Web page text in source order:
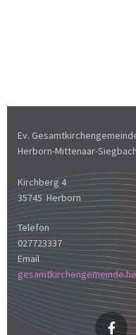
Ev.
Herborn-Mittenaar-Siegbach
Kirchberg 4
35745 Herborn
Telefon
027723337
Email